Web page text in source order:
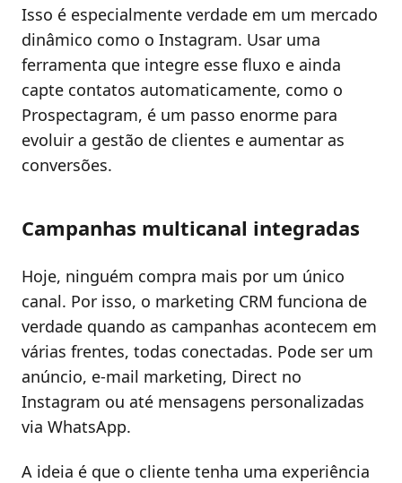
Isso é especialmente verdade em um mercado
dinâmico como o Instagram. Usar uma
ferramenta que integre esse fluxo e ainda
capte contatos automaticamente, como o
Prospectagram, é um passo enorme para
evoluir a gestão de clientes e aumentar as
conversões.
Campanhas multicanal integradas
Hoje, ninguém compra mais por um único
canal. Por isso, o marketing CRM funciona de
verdade quando as campanhas acontecem em
várias frentes, todas conectadas. Pode ser um
anúncio, e-mail marketing, Direct no
Instagram ou até mensagens personalizadas
via WhatsApp.
A ideia é que o cliente tenha uma experiência